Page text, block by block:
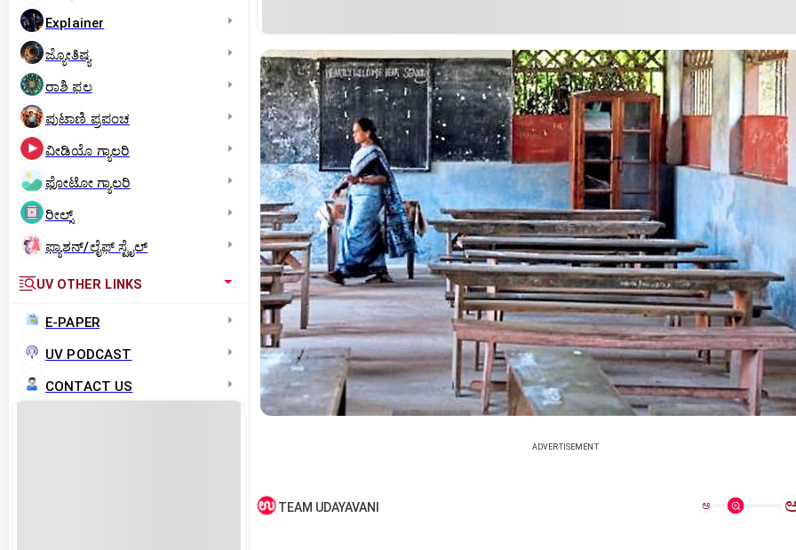
Explainer
ಜ್ಯೋತಿಷ್ಯ
ರಾಶಿ ಫಲ
ಪುಟಾಣಿ ಪ್ರಪಂಚ
ವೀಡಿಯೊ ಗ್ಯಾಲರಿ
ಫೋಟೋ ಗ್ಯಾಲರಿ
ರೀಲ್ಸ್
ಫ್ಯಾಶನ್/ಲೈಫ್‌ ಸ್ಟೈಲ್
UV OTHER LINKS
E-PAPER
UV PODCAST
CONTACT US
ADVERTISEMENT
TEAM UDAYAVANI ಅ